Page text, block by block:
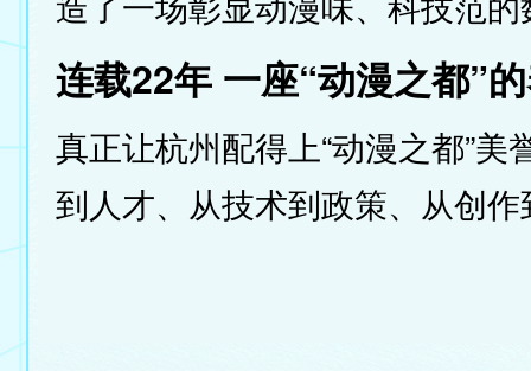
连载22年 一座“动漫之都”
真正让杭州配得上“动漫之都”美
到人才、从技术到政策、从创